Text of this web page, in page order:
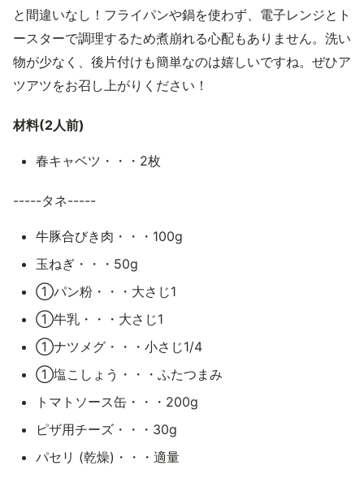
と間違いなし！フライパンや鍋を使わず、電子レンジとト
ースターで調理するため煮崩れる心配もありません。洗い
物が少なく、後片付けも簡単なのは嬉しいですね。ぜひア
ツアツをお召し上がりください！
材料(2人前)
春キャベツ・・・2枚
-----タネ-----
牛豚合びき肉・・・100g
玉ねぎ・・・50g
①パン粉・・・大さじ1
①牛乳・・・大さじ1
①ナツメグ・・・小さじ1/4
①塩こしょう・・・ふたつまみ
トマトソース缶・・・200g
ピザ用チーズ・・・30g
パセリ (乾燥)・・・適量